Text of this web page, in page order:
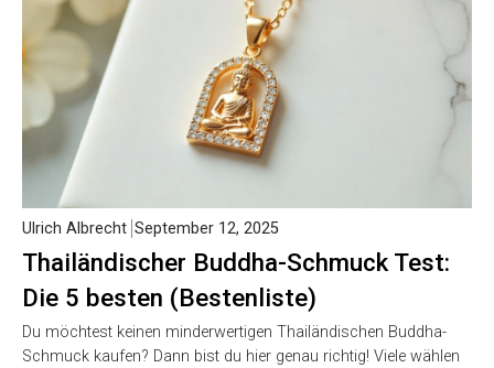
Thailändischer Buddha-Schmuck Test:
Die 5 besten (Bestenliste)
Ulrich Albrecht September 12, 2025
Du möchtest keinen minderwertigen Thailändischen Buddha-
Schmuck kaufen? Dann bist du hier genau richtig! Viele wählen